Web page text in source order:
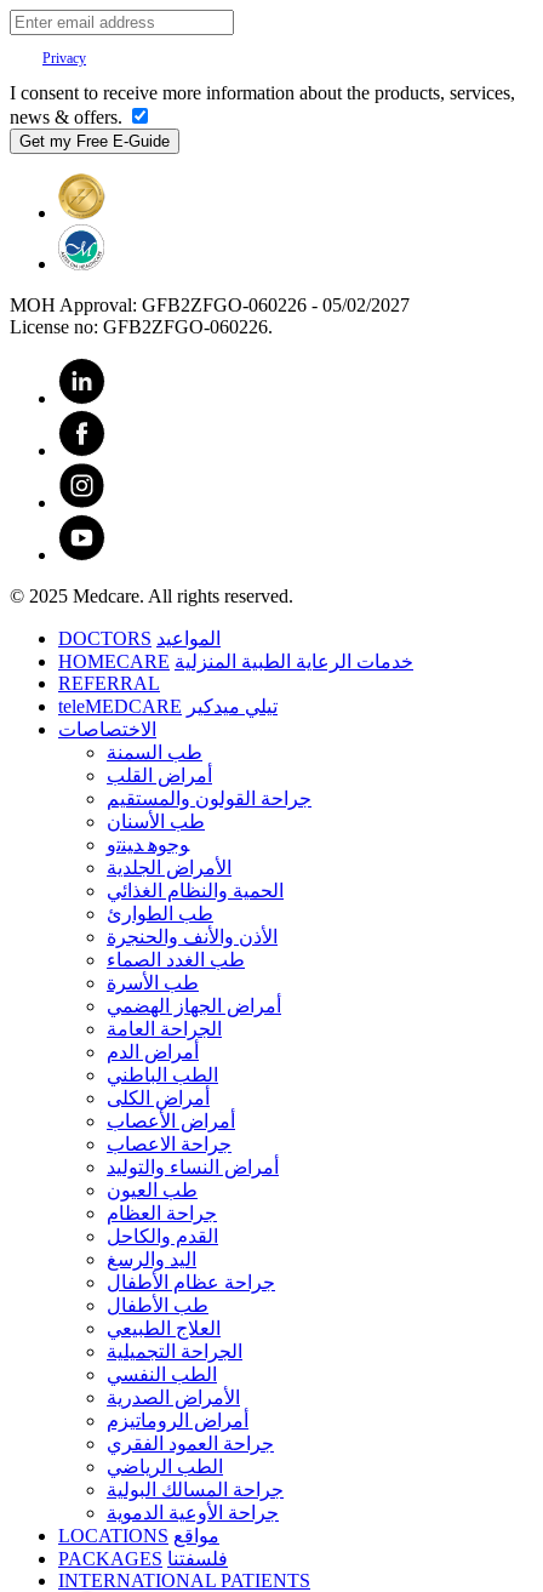
Privacy
I consent to receive more information about the products, services,
news & offers.
MOH Approval: GFB2ZFGO-060226 - 05/02/2027
License no: GFB2ZFGO-060226.
© 2025 Medcare. All rights reserved.
DOCTORS المواعيد
HOMECARE خدمات الرعاية الطبية المنزلية
REFERRAL
teleMEDCARE تيلي ميدكير
الاختصاصات
طب السمنة
أمراض القلب
جراحة القولون والمستقيم
طب الأسنان
ﻮﺟﻮﻫ ﺪﻴﻨﺗﻭ
الأمراض الجلدية
الحمية والنظام الغذائي
طب الطوارئ
الأذن والأنف والحنجرة
طب الغدد الصماء
طب الأسرة
أمراض الجهاز الهضمي
الجراحة العامة
أمراض الدم
الطب الباطني
أمراض الكلى
أمراض الأعصاب
جراحة الاعصاب
أمراض النساء والتوليد
طب العيون
جراحة العظام
القدم والكاحل
اليد والرسغ
جراحة عظام الأطفال
طب الأطفال
العلاج الطبيعي
الجراحة التجميلية
الطب النفسي
الأمراض الصدرية
أمراض الروماتيزم
جراحة العمود الفقري
الطب الرياضي
جراحة المسالك البولية
جراحة الأوعية الدموية
LOCATIONS مواقع
PACKAGES فلسفتنا
INTERNATIONAL PATIENTS